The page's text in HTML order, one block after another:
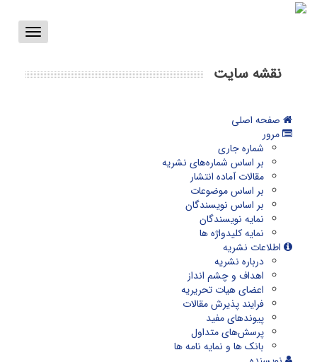
Toggle
نقشه سایت
صفحه اصلی
مرور
شماره جاری
بر اساس شماره‌های نشریه
مقالات آماده انتشار
بر اساس موضوعات
بر اساس نویسندگان
نمایه نویسندگان
نمایه کلیدواژه ها
اطلاعات نشریه
درباره نشریه
اهداف و چشم انداز
اعضای هیات تحریریه
فرایند پذیرش مقالات
پیوندهای مفید
پرسش‌های متداول
بانک ها و نمایه نامه ها